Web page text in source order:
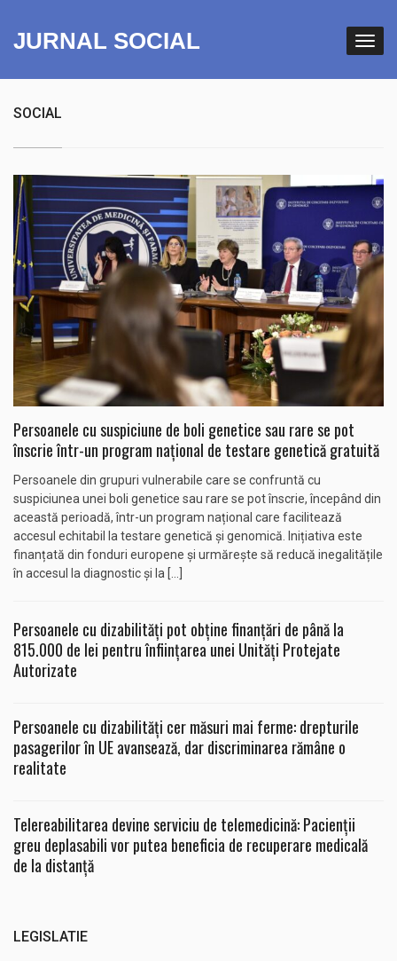
JURNAL SOCIAL
SOCIAL
Persoanele cu suspiciune de boli genetice sau rare se pot
înscrie într-un program național de testare genetică gratuită
Persoanele din grupuri vulnerabile care se confruntă cu
suspiciunea unei boli genetice sau rare se pot înscrie, începând din
această perioadă, într-un program național care facilitează
accesul echitabil la testare genetică și genomică. Inițiativa este
finanțată din fonduri europene și urmărește să reducă inegalitățile
în accesul la diagnostic și la […]
Persoanele cu dizabilități pot obține finanțări de până la
815.000 de lei pentru înființarea unei Unități Protejate
Autorizate
Persoanele cu dizabilități cer măsuri mai ferme: drepturile
pasagerilor în UE avansează, dar discriminarea rămâne o
realitate
Telereabilitarea devine serviciu de telemedicină: Pacienții
greu deplasabili vor putea beneficia de recuperare medicală
de la distanță
LEGISLATIE